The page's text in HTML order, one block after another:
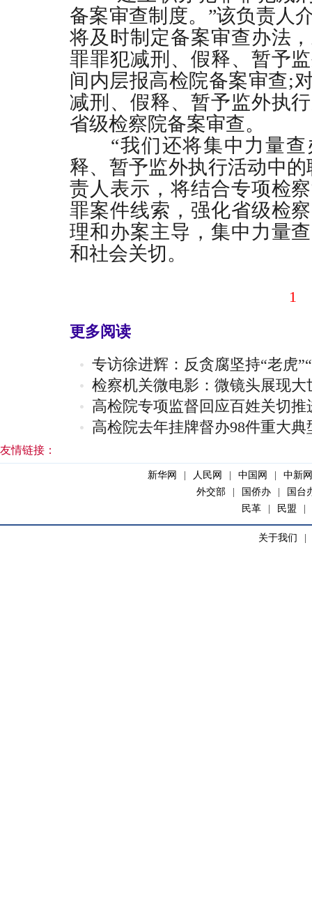
备案审查制度。”该负责人
将及时制定备案审查办法
罪罪犯减刑、假释、暂予
间内层报高检院备案审查;
减刑、假释、暂予监外执
省级检察院备案审查。
“我们还将集中力量查
释、暂予监外执行活动中
责人表示，将结合专项检
罪案件线索，强化省级检
理和办案主导，集中力量
和社会关切。
1
更多阅读
专访徐进辉：反贪腐坚持“老虎
检察机关微电影：微镜头展现大
高检院专项监督回应百姓关切推
高检院去年挂牌督办98件重大典
友情链接：
新华网 人民网 中国网
中新网
外交部
国侨办
国台
民革
民盟
关于我们